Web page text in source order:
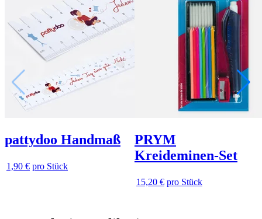
pattydoo Handmaß
1,90 € pro Stück
PRYM
Kreideminen-Set
15,20 € pro Stück